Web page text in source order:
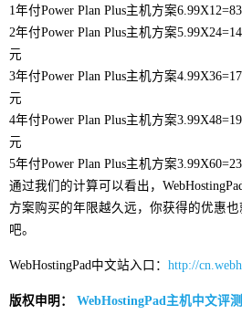
1年付Power Plan Plus主机方案
2年付Power Plan Plus主机方案
元
3年付Power Plan Plus主机方案
元
4年付Power Plan Plus主机方案
元
5年付Power Plan Plus主机方案
通过我们的计算可以看出，
方案购买的年限越久远，你获得的优惠
吧。
WebHostingPad中文站入口： http://
版权申明： WebHostingPad主机中文评测